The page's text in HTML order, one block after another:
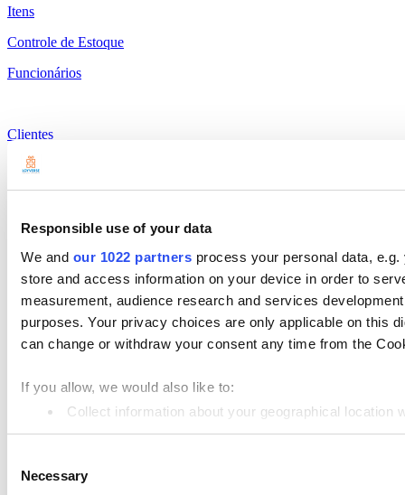
Responsible use of your data
We and our 1022 partners process your personal data,
store and access information on your device in order to
measurement, audience research and services
purposes. Your privacy choices are only applicable on this
can change or withdraw your consent any time from the
If you allow, we would also like to:
Collect information about your geographical
Identify your device by actively scanning it for
Selection
Necessary
Itens
Controle de Estoque
Funcionários
Clientes
Relatórios
Configurações
Hardware
Pagamentos
Produtos
Loyverse PDV
Dashboard
Sistema KDS
Customer Display
Gestão de Funcionários